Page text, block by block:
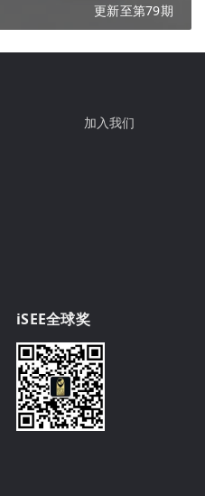
更新至第79期
加入我们
iSEE全球奖